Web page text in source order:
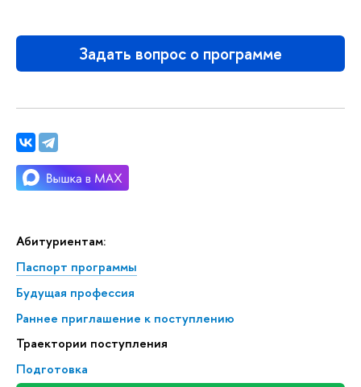
Абитуриентам:
Паспорт программы
Будущая профессия
Раннее приглашение к поступлению
Траектории поступления
Подготовка
Задать вопрос о программе